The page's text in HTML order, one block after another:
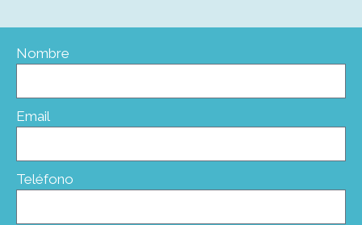
Nombre
Email
Teléfono